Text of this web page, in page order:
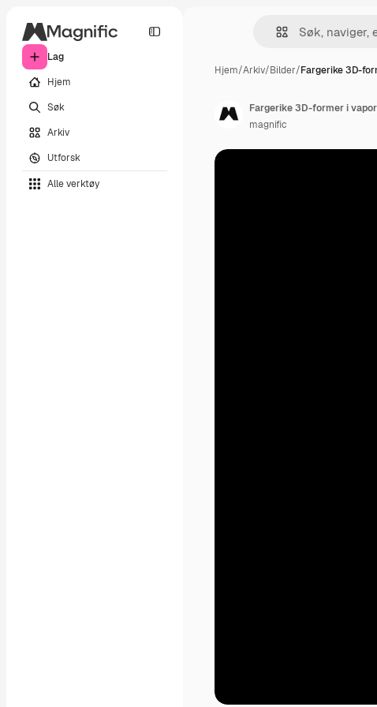
Lag
Hjem
Søk
Arkiv
Utforsk
Alle verktøy
Hjem/Arkiv/Bilder/Fargerike 3D-
Fargerike 3D-former i
magnific